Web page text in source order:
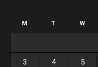
M T W
3 4 5